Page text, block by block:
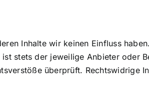
Inhalte wir keinen Einfluss
stets der jeweilige Anbieter oder
überprüft. Rechtswidrige